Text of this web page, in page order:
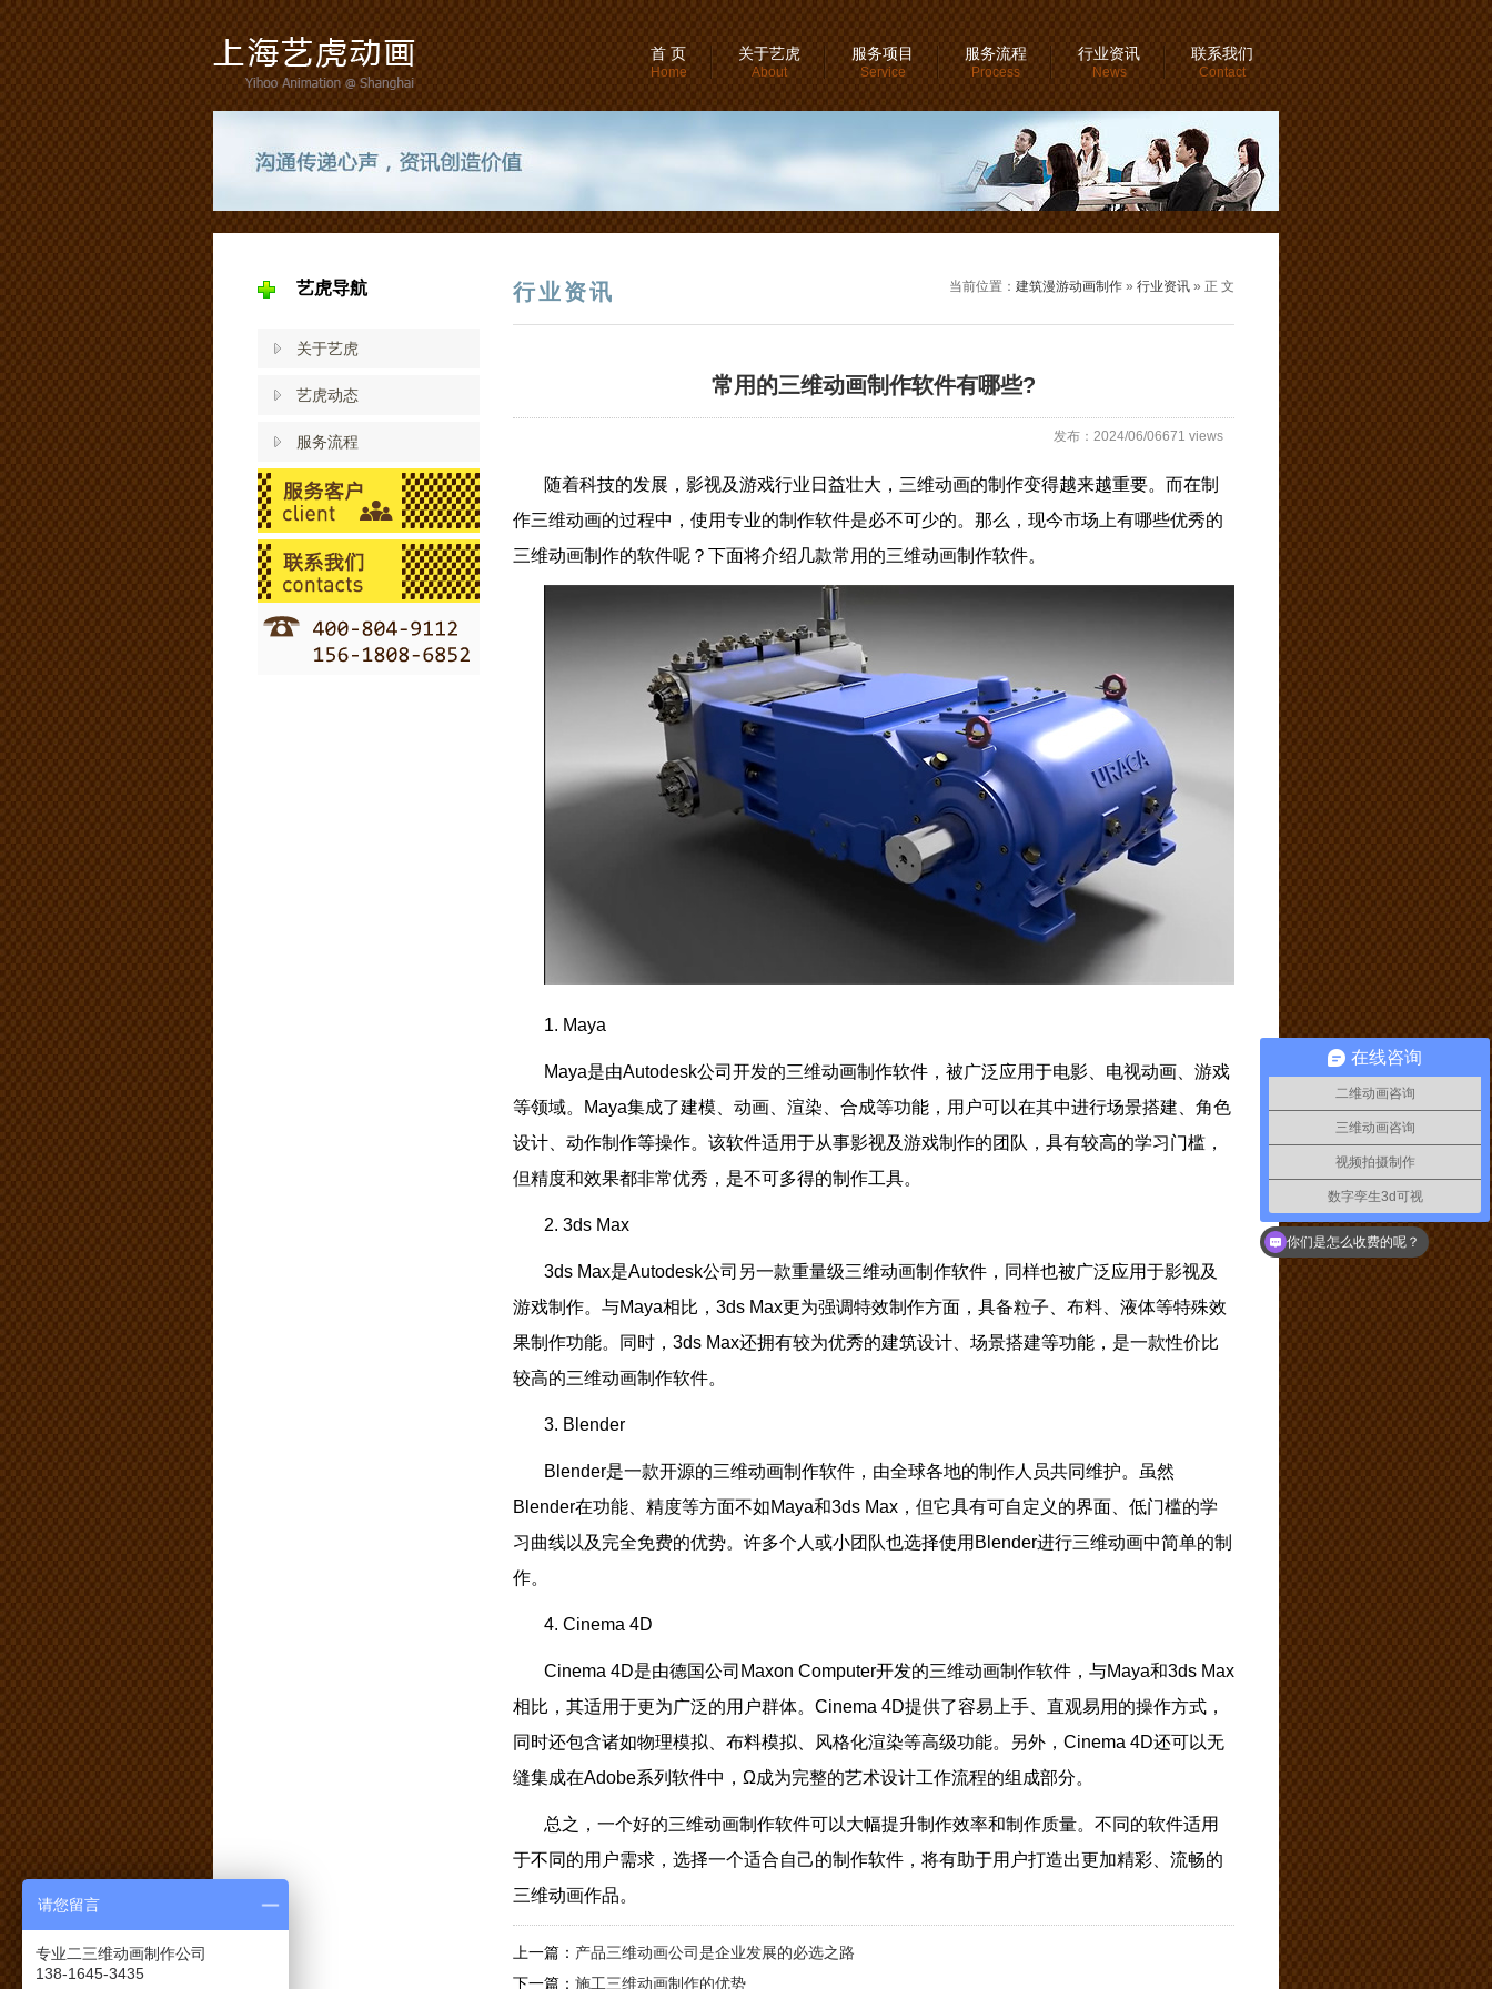
首 页
Home
关于艺虎
About
服务项目
Service
服务流程
Process
行业资讯
News
联系我们
Contact
艺虎导航
关于艺虎
艺虎动态
服务流程
行业资讯 当前位置： 建筑漫游动画制作 » 行业资讯 » 正 文
常用的三维动画制作软件有哪些?
发布：2024/06/06671 views
随着科技的发展，影视及游戏行业日益壮大，三维动画的制作变得越来越重要。而在制
作三维动画的过程中，使用专业的制作软件是必不可少的。那么，现今市场上有哪些优秀的
三维动画制作的软件呢？下面将介绍几款常用的三维动画制作软件。
1. Maya
Maya是由Autodesk公司开发的三维动画制作软件，被广泛应用于电影、电视动画、游戏
等领域。Maya集成了建模、动画、渲染、合成等功能，用户可以在其中进行场景搭建、角色
设计、动作制作等操作。该软件适用于从事影视及游戏制作的团队，具有较高的学习门槛，
但精度和效果都非常优秀，是不可多得的制作工具。
2. 3ds Max
3ds Max是Autodesk公司另一款重量级三维动画制作软件，同样也被广泛应用于影视及
游戏制作。与Maya相比，3ds Max更为强调特效制作方面，具备粒子、布料、液体等特殊效
果制作功能。同时，3ds Max还拥有较为优秀的建筑设计、场景搭建等功能，是一款性价比
较高的三维动画制作软件。
3. Blender
Blender是一款开源的三维动画制作软件，由全球各地的制作人员共同维护。虽然
Blender在功能、精度等方面不如Maya和3ds Max，但它具有可自定义的界面、低门槛的学
习曲线以及完全免费的优势。许多个人或小团队也选择使用Blender进行三维动画中简单的制
作。
4. Cinema 4D
Cinema 4D是由德国公司Maxon Computer开发的三维动画制作软件，与Maya和3ds Max
相比，其适用于更为广泛的用户群体。Cinema 4D提供了容易上手、直观易用的操作方式，
同时还包含诸如物理模拟、布料模拟、风格化渲染等高级功能。另外，Cinema 4D还可以无
缝集成在Adobe系列软件中，Ω成为完整的艺术设计工作流程的组成部分。
总之，一个好的三维动画制作软件可以大幅提升制作效率和制作质量。不同的软件适用
于不同的用户需求，选择一个适合自己的制作软件，将有助于用户打造出更加精彩、流畅的
三维动画作品。
上一篇： 产品三维动画公司是企业发展的必选之路
下一篇： 施工三维动画制作的优势
在线咨询
二维动画咨询
三维动画咨询
视频拍摄制作
数字孪生3d可视
你们是怎么收费的呢？
请您留言
专业二三维动画制作公司
138-1645-3435